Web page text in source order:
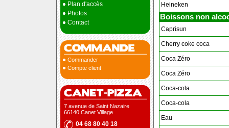
Heineken
Boissons non
Caprisun
Cherry coke coca
Coca Zéro
Coca Zéro
Coca-cola
Coca-cola
Eau
Plan d'accès
Photos
Contact
Commander
Compte client
7 avenue de Saint Nazaire
66140 Canet Village
04 68 80 40 18